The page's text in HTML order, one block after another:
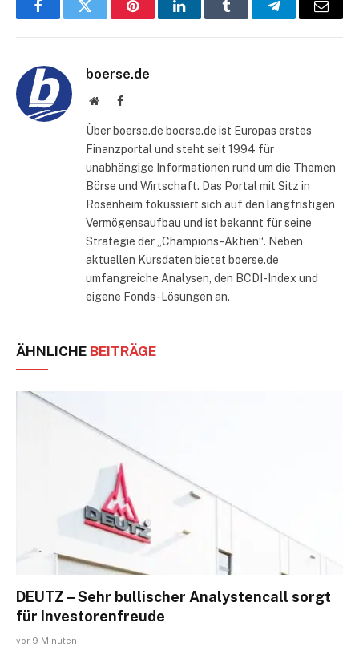
FacebookTwitter PinterestLinkedInTumblr TelegramE-
boerse.de
WebsiteFacebook
Über boerse.de boerse.de ist Europas erstes
Finanzportal und steht seit 1994 für
unabhängige Informationen rund um die Themen
Börse und Wirtschaft. Das Portal mit Sitz in
Rosenheim fokussiert sich auf den langfristigen
Vermögensaufbau und ist bekannt für seine
Strategie der „Champions-Aktien“. Neben
aktuellen Kursdaten bietet boerse.de
umfangreiche Analysen, den BCDI-Index und
eigene Fonds-Lösungen an.
ÄHNLICHE BEITRÄGE
DEUTZ – Sehr bullischer Analystencall sorgt
für Investorenfreude
vor 9 Minuten